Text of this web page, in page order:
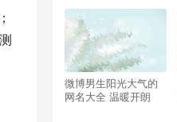
微博男生阳光大气的
网名大全 温暖开朗